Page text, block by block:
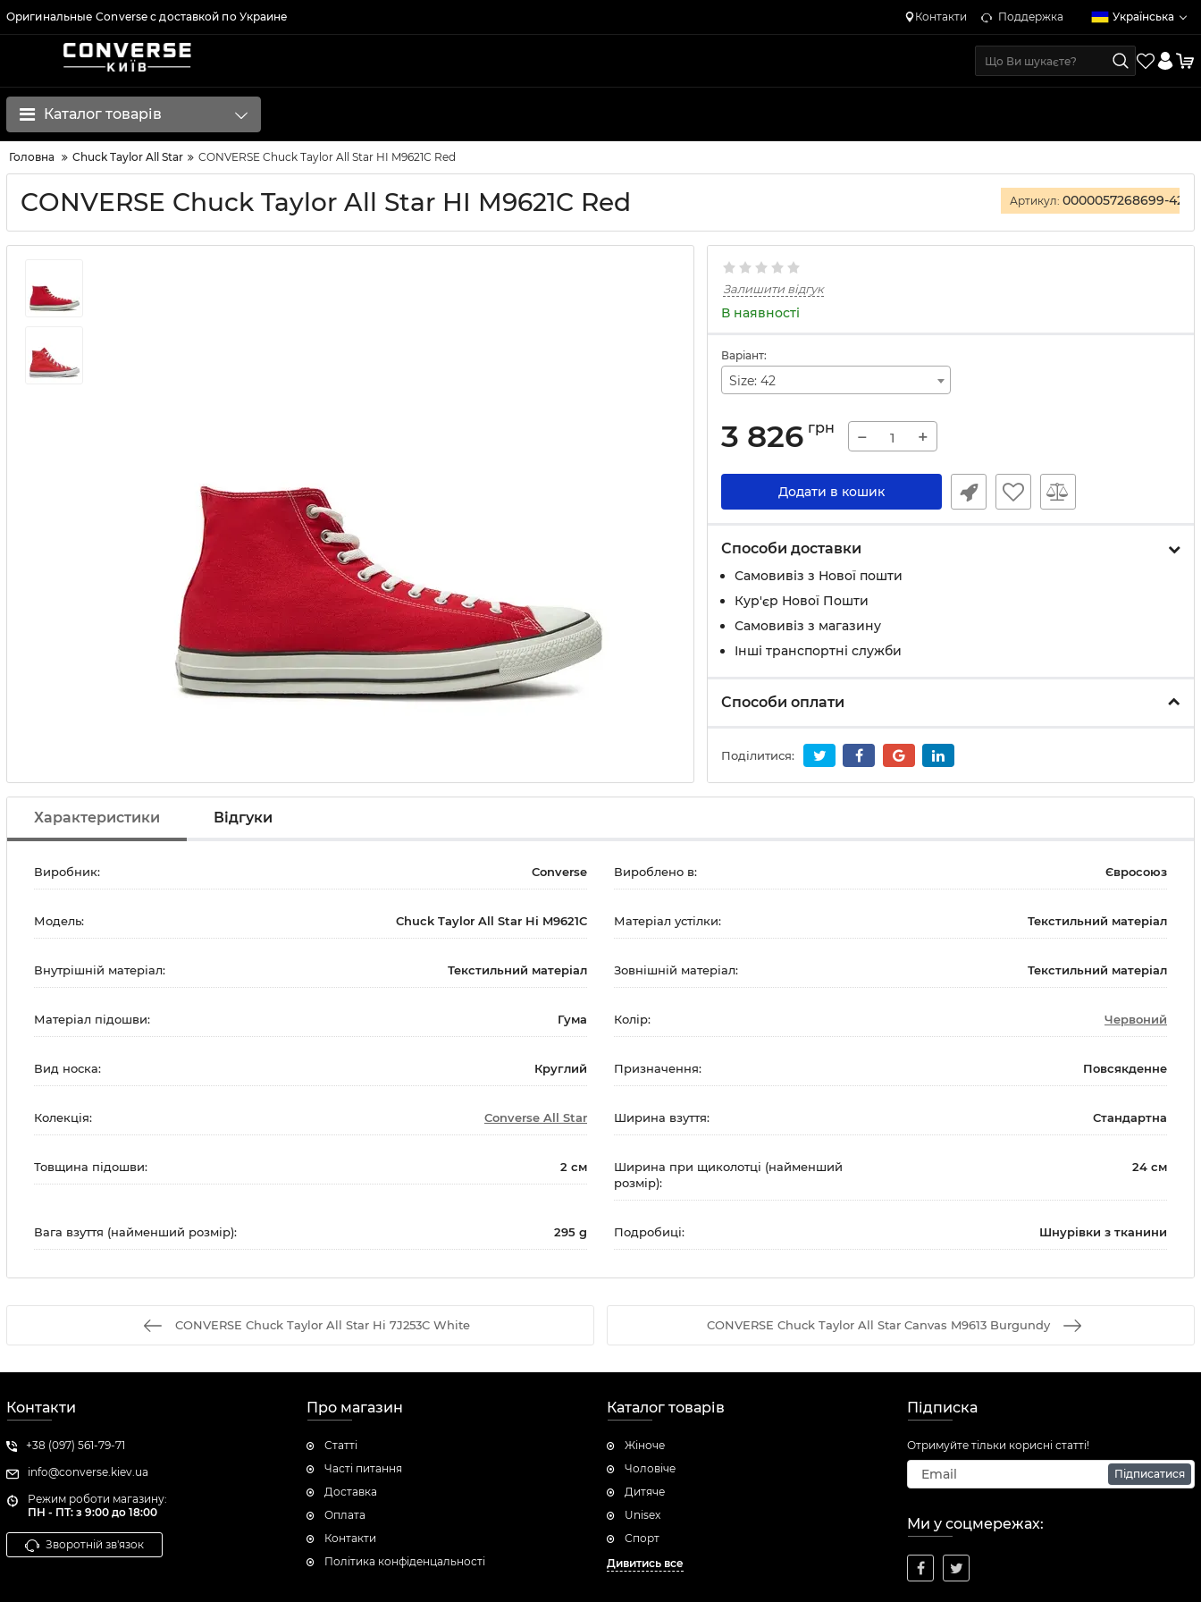
Оригинальные Converse с доставкой по Украине Контакти Поддержка Українська
Каталог товарів
Головна Chuck Taylor All Star CONVERSE Chuck Taylor All Star HI M9621C Red
CONVERSE Chuck Taylor All Star HI M9621C Red Артикул: 0000057268699-42
Залишити відгук
В наявності
Варіант:
Size: 42
3 826 грн − +
Додати в кошик
Способи доставки
Самовивіз з Нової пошти
Кур'єр Нової Пошти
Самовивіз з магазину
Інші транспортні служби
Способи оплати
Поділитися:
Характеристики Відгуки
Виробник: Converse Вироблено в: Євросоюз
Модель: Chuck Taylor All Star Hi M9621C Матеріал устілки: Текстильний матеріал
Внутрішній матеріал: Текстильний матеріал Зовнішній матеріал: Текстильний матеріал
Матеріал підошви: Гума Колір: Червоний
Вид носка: Круглий Призначення: Повсякденне
Колекція: Converse All Star Ширина взуття: Стандартна
Товщина підошви: 2 см
Ширина при щиколотці (найменший
розмір):
24 см
Вага взуття (найменший розмір): 295 g Подробиці: Шнурівки з тканини
CONVERSE Chuck Taylor All Star Hi 7J253C White CONVERSE Chuck Taylor All Star Canvas M9613 Burgundy
Контакти
+38 (097) 561-79-71
info@converse.kiev.ua
Режим роботи магазину:
ПН - ПТ: з 9:00 до 18:00
Зворотній зв'язок
Про магазин
Статті
Часті питання
Доставка
Оплата
Контакти
Політика конфіденцальності
Каталог товарів
Жіноче
Чоловічe
Дитяче
Unisex
Спорт
Дивитись все
Підписка
Отримуйте тільки корисні статті!
Підписатися
Ми у соцмережах: